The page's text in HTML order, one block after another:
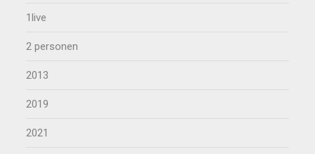
1live
2 personen
2013
2019
2021